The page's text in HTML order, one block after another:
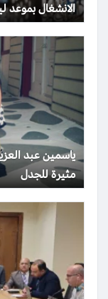
الانشغال بموعد
مثيرة للجدل